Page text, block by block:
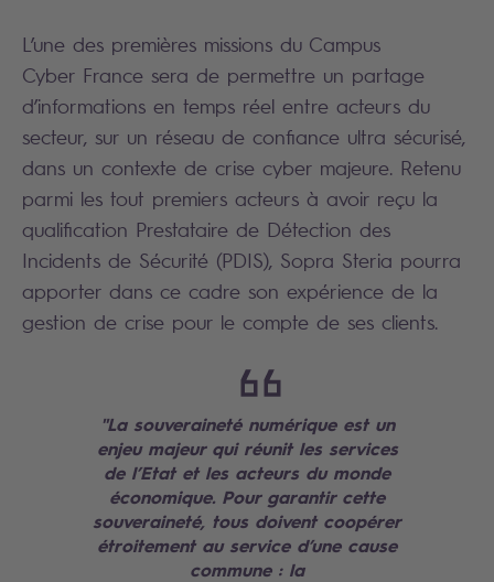
L’une des premières missions du Campus
Cyber France sera de permettre un partage
d’informations en temps réel entre acteurs du
secteur, sur un réseau de confiance ultra sécurisé,
dans un contexte de crise cyber majeure. Retenu
parmi les tout premiers acteurs à avoir reçu la
qualification Prestataire de Détection des
Incidents de Sécurité (PDIS), Sopra Steria pourra
apporter dans ce cadre son expérience de la
gestion de crise pour le compte de ses clients.
"La souveraineté numérique est un
enjeu majeur qui réunit les services
de l’Etat et les acteurs du monde
économique. Pour garantir cette
souveraineté, tous doivent coopérer
étroitement au service d’une cause
commune : la